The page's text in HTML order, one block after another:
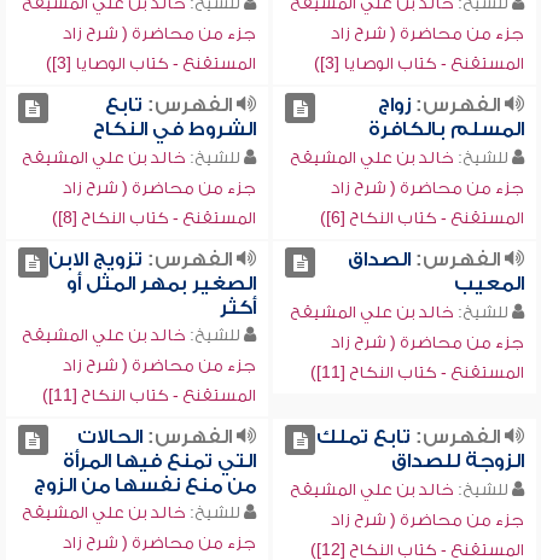
جزء من محاضرة ( شرح زاد
المستقنع - كتاب الوصايا [3])
جزء من محاضرة ( شرح زاد
المستقنع - كتاب الوصايا [3])
الفهرس:زواج
المسلم بالكافرة
للشيخ: خالد بن علي المشيقح
جزء من محاضرة ( شرح زاد
المستقنع - كتاب النكاح [6])
الفهرس: تابع
الشروط في النكاح
للشيخ: خالد بن علي المشيقح
جزء من محاضرة ( شرح زاد
المستقنع - كتاب النكاح [8])
الفهرس:الصداق
المعيب
للشيخ: خالد بن علي المشيقح
جزء من محاضرة ( شرح زاد
المستقنع - كتاب النكاح [11])
الفهرس: تزويج الابن
الصغير بمهر المثل أو
أكثر
للشيخ: خالد بن علي المشيقح
جزء من محاضرة ( شرح زاد
المستقنع - كتاب النكاح [11])
الفهرس: تابع تملك
الزوجة للصداق
للشيخ: خالد بن علي المشيقح
جزء من محاضرة ( شرح زاد
المستقنع - كتاب النكاح [12])
الفهرس:الحالات
التي تمنع فيها المرأة
من منع نفسها من الزوج
للشيخ: خالد بن علي المشيقح
جزء من محاضرة ( شرح زاد